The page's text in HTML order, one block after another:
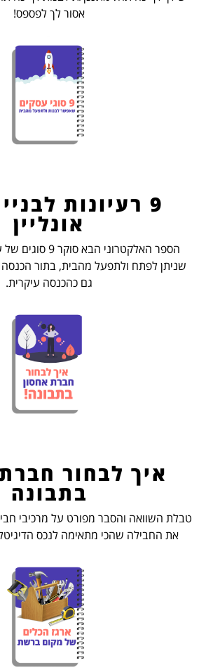
אסור לך לפספס!
9 רעיונות
אונליין
הספר האלקטרוני
שניתן לפתח ולתפעל מהבית, בתור הכנסה
גם כהכנסה עיקרית.
איך לבחור
בתבונה
טבלת השוואה והסבר מפורט על מרכיבי
את החבילה שהכי מתאימה לנכס